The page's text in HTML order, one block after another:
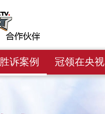
胜诉案例 冠领在央视